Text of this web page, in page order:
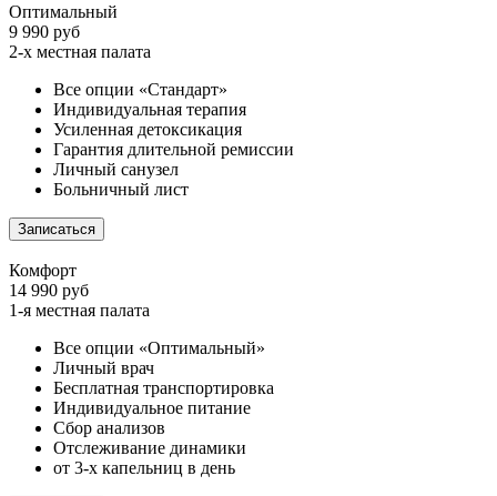
Оптимальный
9 990 руб
2-х местная палата
Все опции «Стандарт»
Индивидуальная терапия
Усиленная детоксикация
Гарантия длительной ремиссии
Личный санузел
Больничный лист
Записаться
Комфорт
14 990 руб
1-я местная палата
Все опции «Оптимальный»
Личный врач
Бесплатная транспортировка
Индивидуальное питание
Сбор анализов
Отслеживание динамики
от 3-х капельниц в день